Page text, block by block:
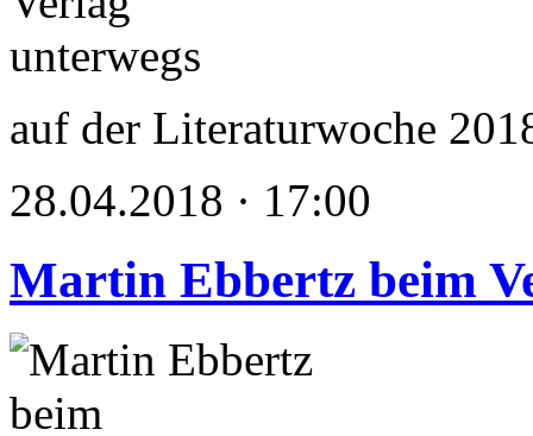
auf der Literaturwoche
28.04.2018 · 17:00
Martin Ebbertz beim